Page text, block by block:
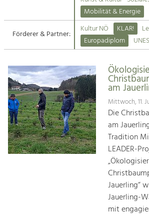
Suche
Impressum
Kontakt
Tourismus
Angebotsentwicklung und
Kunst & Kultur
Handwerk, Wissenschaft und Forschung.
Soziales, Bildung &
Identität
Gleichberechtigung, Jugend und
Integration
Mobilität & Energie
Klimawandel, öffentlicher Verkehr und
Steigerung regionaler Wertschöpfung
Mobilität & Energie
Förderer & Partner:
Kultur NÖ KLAR!
Europadiplom
am
Mittwoch, 11.
Die
am
Tradition
LEADER-
Jauerling“
Jauerling-
mit